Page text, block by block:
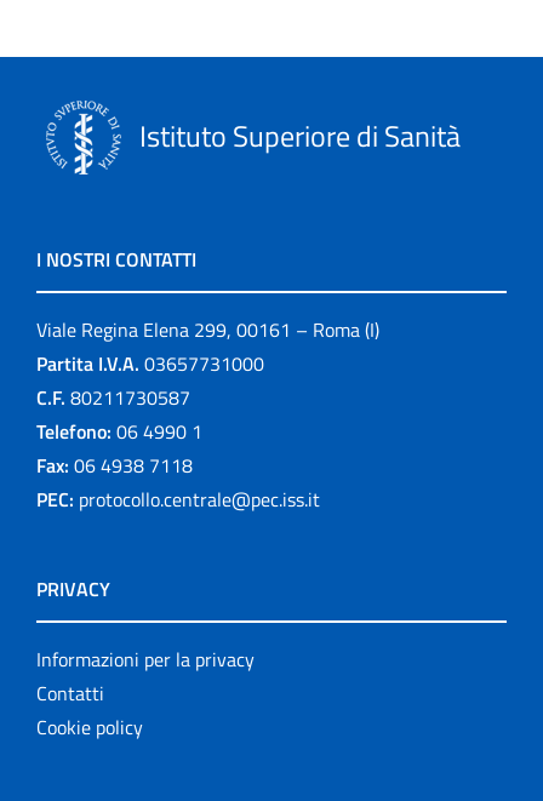
Istituto Superiore di Sanità
I NOSTRI CONTATTI
Viale Regina Elena 299, 00161 – Roma (I)
Partita I.V.A. 03657731000
C.F. 80211730587
Telefono: 06 4990 1
Fax: 06 4938 7118
PEC: protocollo.centrale@pec.iss.it
PRIVACY
Informazioni per la privacy
Contatti
Cookie policy